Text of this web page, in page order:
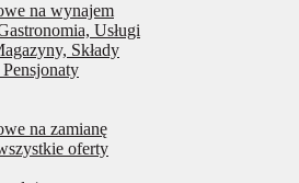
na wynajem
Usługi
Składy
na zamianę
oferty